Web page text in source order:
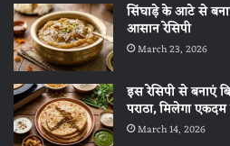
सिंघाड़े के आटे से
आसान रेसिपी
March 23, 2026
इस रेसिपी से बनाएं
पराठा, मिलेगा एकदम
March 14, 2026